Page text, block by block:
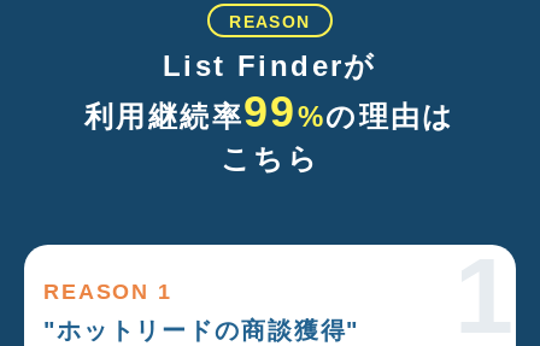
REASON
List Finderが
利用継続率99%の理由は
こちら
REASON 1
"ホットリードの商談獲得"